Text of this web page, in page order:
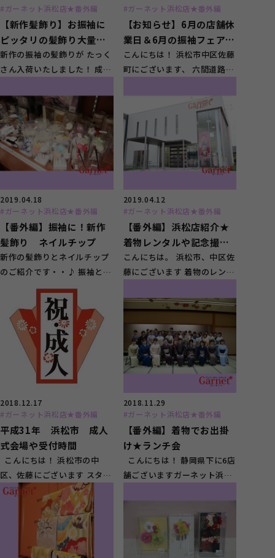
#ガーネット浜松店★番外編
【新作髪飾り】お振袖に
ピッタリの髪飾り大量入
荷しました！
新作の振袖の髪飾りが たっく
さん入荷いたしました！ 成人
に是非♪ ...
#ガーネット浜松店★番外編
【お知らせ】6月の店舗休
業日＆6月の振袖フェアに
ついて
こんにちは！ 浜松市中区佐藤
町にございます、 六間道路沿
ット浜松店で...
2019.04.18
#ガーネット浜松店★番外編
【番外編】振袖に！新作
髪飾り ネイルチップ
新作の髪飾りとネイルチップ
のご紹介です・・♪ 振袖とご
一緒にいかがでしょうか？
こんにちは...
2019.04.12
#ガーネット浜松店★番外編
【番外編】浜松店紹介★
着物レンタルや記念撮
影 スタジオ
こんにちは。 浜松市、中区佐
藤にございます 着物のレンタ
す スタジオガ...
2018.12.17
#ガーネット浜松店★番外編
平成31年 浜松市 成人
式会場や受付時間
こんにちは！ 浜松市の中
区、佐藤にございます スタジ
オガーネット浜松店です。
2018.11.29
#ガーネット浜松店★番外編
【番外編】着物でお出掛
け★ランチ会
こんにちは！ 静岡県下に6店
舗ございますガーネット浜松
で、 なに...